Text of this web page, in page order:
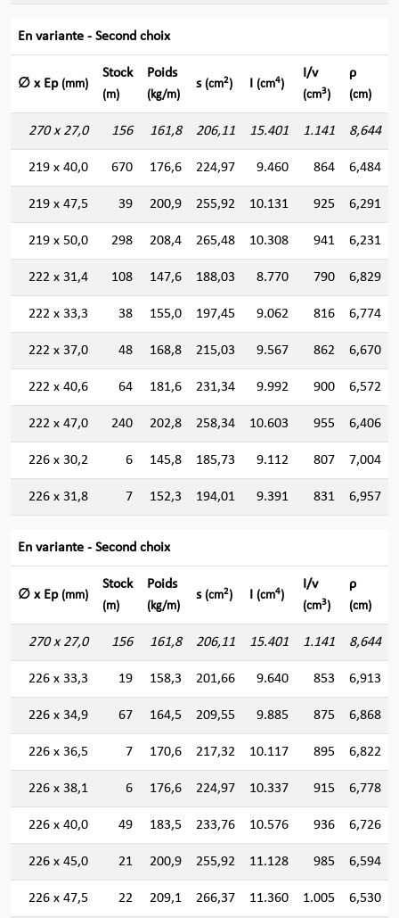
En variante - Second choix
∅ x Ep (mm)
Stock
(m)
Poids
(kg/m)
s (cm2) I (cm4)
I/v
(cm3)
ρ
(cm)
270 x 27,0 156 161,8 206,11 15.401 1.141 8,644
219 x 40,0 670 176,6 224,97 9.460 864 6,484
219 x 47,5 39 200,9 255,92 10.131 925 6,291
219 x 50,0 298 208,4 265,48 10.308 941 6,231
222 x 31,4 108 147,6 188,03 8.770 790 6,829
222 x 33,3 38 155,0 197,45 9.062 816 6,774
222 x 37,0 48 168,8 215,03 9.567 862 6,670
222 x 40,6 64 181,6 231,34 9.992 900 6,572
222 x 47,0 240 202,8 258,34 10.603 955 6,406
226 x 30,2 6 145,8 185,73 9.112 807 7,004
226 x 31,8 7 152,3 194,01 9.391 831 6,957
En variante - Second choix
∅ x Ep (mm)
Stock
(m)
Poids
(kg/m)
s (cm2) I (cm4)
I/v
(cm3)
ρ
(cm)
270 x 27,0 156 161,8 206,11 15.401 1.141 8,644
226 x 33,3 19 158,3 201,66 9.640 853 6,913
226 x 34,9 67 164,5 209,55 9.885 875 6,868
226 x 36,5 7 170,6 217,32 10.117 895 6,822
226 x 38,1 6 176,6 224,97 10.337 915 6,778
226 x 40,0 49 183,5 233,76 10.576 936 6,726
226 x 45,0 21 200,9 255,92 11.128 985 6,594
226 x 47,5 22 209,1 266,37 11.360 1.005 6,530